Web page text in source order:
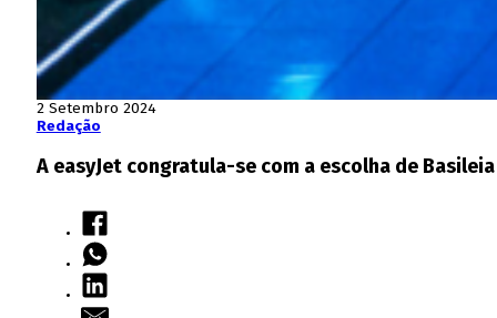
2 Setembro 2024
Redação
A easyJet congratula-se com a escolha de